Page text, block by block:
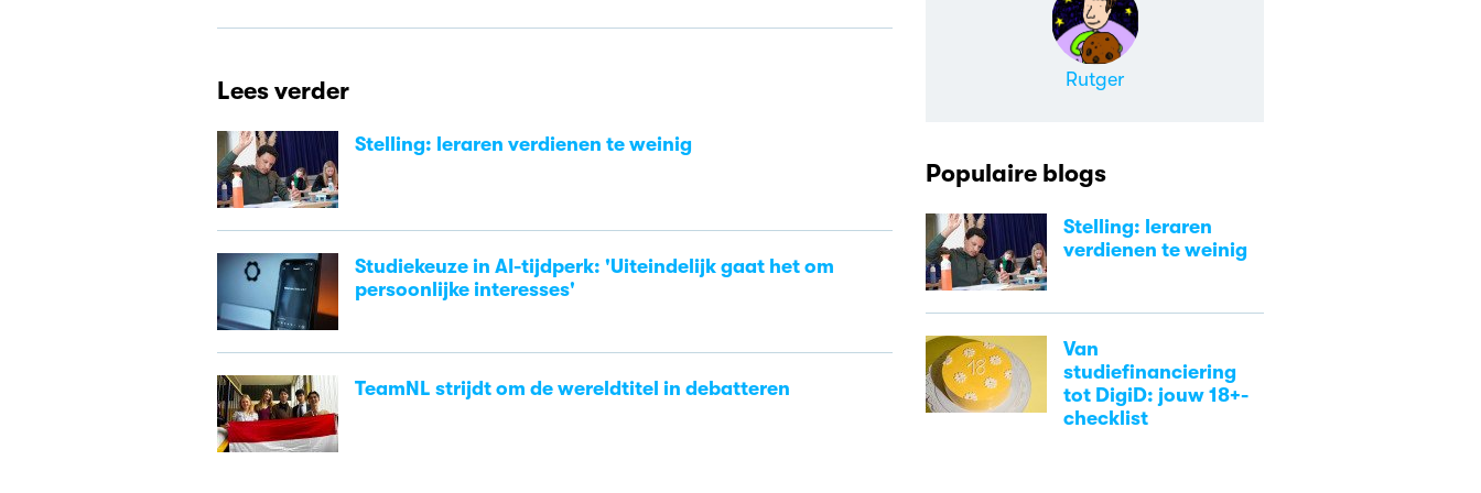
Lees verder
Stelling: leraren verdienen te weinig
Studiekeuze in AI-tijdperk: 'Uiteindelijk gaat het om
persoonlijke interesses'
TeamNL strijdt om de wereldtitel in debatteren
Rutger
Populaire blogs
Stelling: leraren
verdienen te weinig
Van
studiefinanciering
tot DigiD: jouw 18+-
checklist